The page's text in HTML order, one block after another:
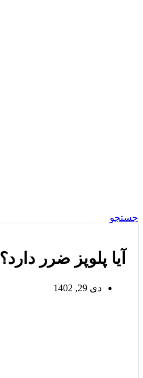
جستجو
آیا پلوپز ضرر دارد؟
دی 29, 1402